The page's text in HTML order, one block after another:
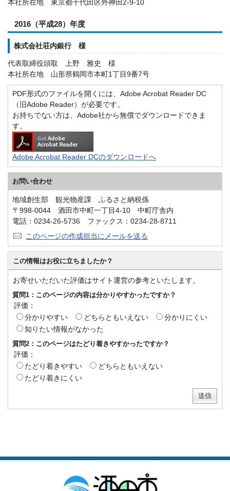
本社所在地 東京都千代田区外神田2-9-10
2016（平成28）年度
株式会社荘内銀行 様
代表取締役頭取 上野 雅史 様
本社所在地 山形県鶴岡市本町1丁目9番7号
PDF形式のファイルを開くには、Adobe Acrobat Reader DC
（旧Adobe Reader）が必要です。
お持ちでない方は、Adobe社から無償でダウンロードできま
す。
Adobe Acrobat Reader DCのダウンロードへ
お問い合わせ
地域創生部 観光物産課 ふるさと納税係
〒998-0044 酒田市中町一丁目4-10 中町庁舎内
電話：0234-26-5736 ファックス：0234-28-8711
このページの作成担当にメールを送る
この情報はお役に立ちましたか？
お寄せいただいた評価はサイト運営の参考といたします。
質問1：このページの内容は分かりやすかったですか？
評価：
分かりやすい
どちらともいえない
分かりにくい
知りたい情報がなかった
質問2：このページはたどり着きやすかったですか？
評価：
たどり着きやすい
どちらともいえない
たどり着きにくい